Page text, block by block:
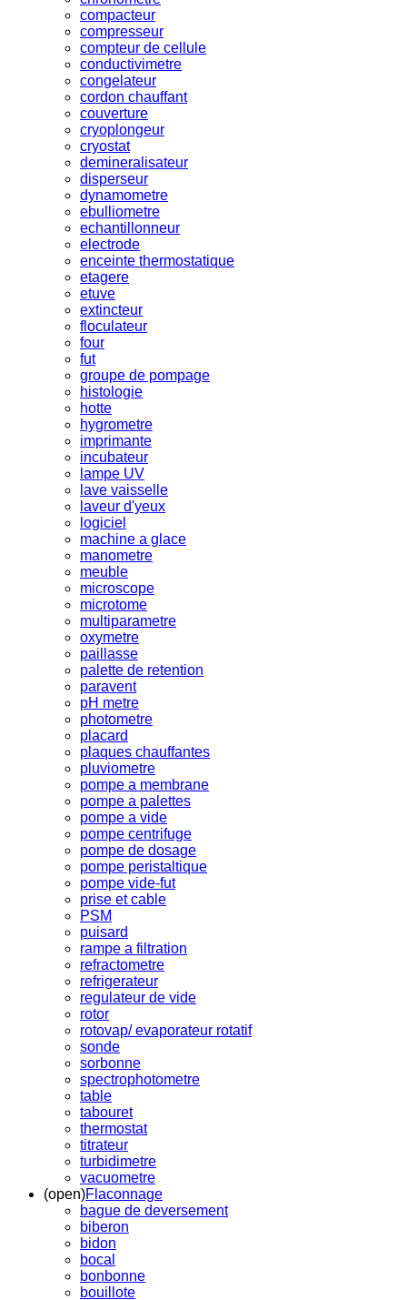
compacteur
compresseur
compteur de cellule
conductivimetre
congelateur
cordon chauffant
couverture
cryoplongeur
cryostat
demineralisateur
disperseur
dynamometre
ebulliometre
echantillonneur
electrode
enceinte thermostatique
etagere
etuve
extincteur
floculateur
four
fut
groupe de pompage
histologie
hotte
hygrometre
imprimante
incubateur
lampe UV
lave vaisselle
laveur d'yeux
logiciel
machine a glace
manometre
meuble
microscope
microtome
multiparametre
oxymetre
paillasse
palette de retention
paravent
pH metre
photometre
placard
plaques chauffantes
pluviometre
pompe a membrane
pompe a palettes
pompe a vide
pompe centrifuge
pompe de dosage
pompe peristaltique
pompe vide-fut
prise et cable
PSM
puisard
rampe a filtration
refractometre
refrigerateur
regulateur de vide
rotor
rotovap/ evaporateur rotatif
sonde
sorbonne
spectrophotometre
table
tabouret
thermostat
titrateur
turbidimetre
vacuometre
(open)Flaconnage
bague de deversement
biberon
bidon
bocal
bonbonne
bouillote